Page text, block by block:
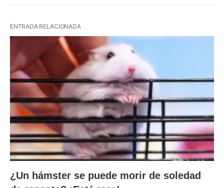
ENTRADA RELACIONADA
¿Un hámster se puede morir de soledad